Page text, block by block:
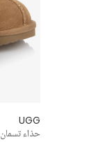
UGG
حذاء